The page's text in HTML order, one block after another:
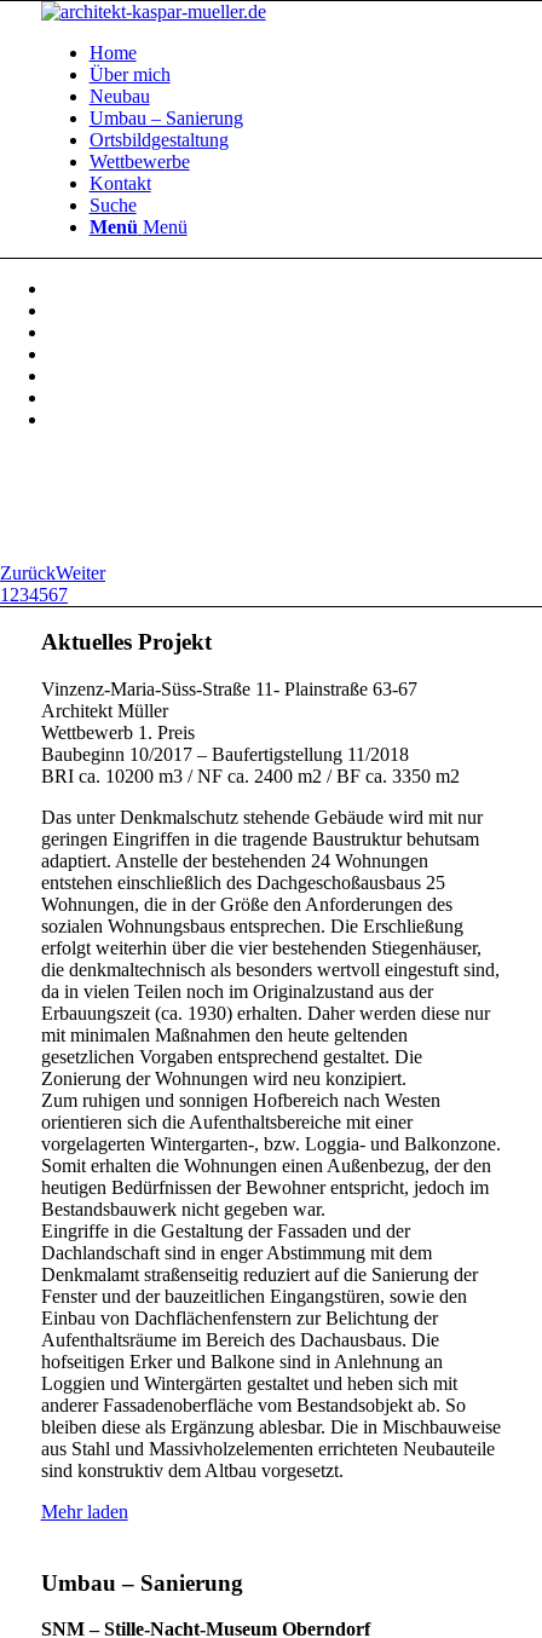
Home
Über mich
Neubau
Umbau – Sanierung
Ortsbildgestaltung
Wettbewerbe
Kontakt
Suche
Menü Menü
ZurückWeiter
1 234567
Aktuelles Projekt
Vinzenz-Maria-Süss-Straße 11- Plainstraße 63-67
Architekt Müller
Wettbewerb 1. Preis
Baubeginn 10/2017 – Baufertigstellung 11/2018
BRI ca. 10200 m3 / NF ca. 2400 m2 / BF ca. 3350 m2
Das unter Denkmalschutz stehende Gebäude wird mit nur
geringen Eingriffen in die tragende Baustruktur behutsam
adaptiert. Anstelle der bestehenden 24 Wohnungen
entstehen einschließlich des Dachgeschoßausbaus 25
Wohnungen, die in der Größe den Anforderungen des
sozialen Wohnungsbaus entsprechen. Die Erschließung
erfolgt weiterhin über die vier bestehenden Stiegenhäuser,
die denkmaltechnisch als besonders wertvoll eingestuft sind,
da in vielen Teilen noch im Originalzustand aus der
Erbauungszeit (ca. 1930) erhalten. Daher werden diese nur
mit minimalen Maßnahmen den heute geltenden
gesetzlichen Vorgaben entsprechend gestaltet. Die
Zonierung der Wohnungen wird neu konzipiert.
Zum ruhigen und sonnigen Hofbereich nach Westen
orientieren sich die Aufenthaltsbereiche mit einer
vorgelagerten Wintergarten-, bzw. Loggia- und Balkonzone.
Somit erhalten die Wohnungen einen Außenbezug, der den
heutigen Bedürfnissen der Bewohner entspricht, jedoch im
Bestandsbauwerk nicht gegeben war.
Eingriffe in die Gestaltung der Fassaden und der
Dachlandschaft sind in enger Abstimmung mit dem
Denkmalamt straßenseitig reduziert auf die Sanierung der
Fenster und der bauzeitlichen Eingangstüren, sowie den
Einbau von Dachflächenfenstern zur Belichtung der
Aufenthaltsräume im Bereich des Dachausbaus. Die
hofseitigen Erker und Balkone sind in Anlehnung an
Loggien und Wintergärten gestaltet und heben sich mit
anderer Fassadenoberfläche vom Bestandsobjekt ab. So
bleiben diese als Ergänzung ablesbar. Die in Mischbauweise
aus Stahl und Massivholzelementen errichteten Neubauteile
sind konstruktiv dem Altbau vorgesetzt.
Mehr laden
Umbau – Sanierung
SNM – Stille-Nacht-Museum Oberndorf